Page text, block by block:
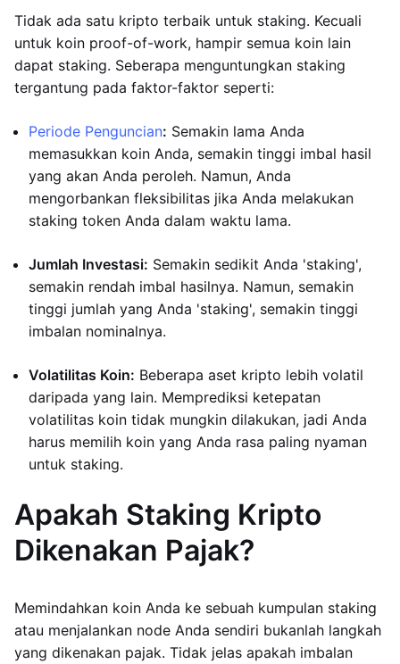
Tidak ada satu kripto terbaik untuk staking. Kecuali
untuk koin proof-of-work, hampir semua koin lain
dapat staking. Seberapa menguntungkan staking
tergantung pada faktor-faktor seperti:
Periode Penguncian: Semakin lama Anda
memasukkan koin Anda, semakin tinggi imbal hasil
yang akan Anda peroleh. Namun, Anda
mengorbankan fleksibilitas jika Anda melakukan
staking token Anda dalam waktu lama.
Jumlah Investasi: Semakin sedikit Anda 'staking',
semakin rendah imbal hasilnya. Namun, semakin
tinggi jumlah yang Anda 'staking', semakin tinggi
imbalan nominalnya.
Volatilitas Koin: Beberapa aset kripto lebih volatil
daripada yang lain. Memprediksi ketepatan
volatilitas koin tidak mungkin dilakukan, jadi Anda
harus memilih koin yang Anda rasa paling nyaman
untuk staking.
Apakah Staking Kripto
Dikenakan Pajak?
Memindahkan koin Anda ke sebuah kumpulan staking
atau menjalankan node Anda sendiri bukanlah langkah
yang dikenakan pajak. Tidak jelas apakah imbalan